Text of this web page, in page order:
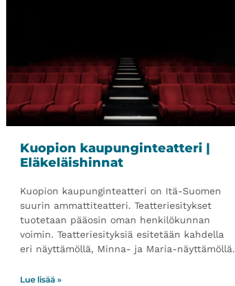
Kuopion kaupunginteatteri |
Eläkeläishinnat
Kuopion kaupunginteatteri on Itä-Suomen
suurin ammattiteatteri. Teatteriesitykset
tuotetaan pääosin oman henkilökunnan
voimin. Teatteriesityksiä esitetään kahdella
eri näyttämöllä, Minna- ja Maria-näyttämöllä.
Lue lisää »